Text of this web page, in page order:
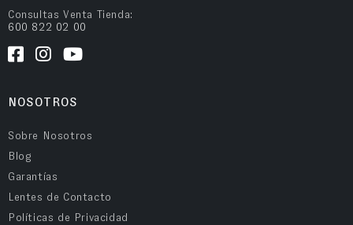
Consultas Venta Tienda:
600 822 02 00
NOSOTROS
Sobre Nosotros
Blog
Garantías
Lentes de Contacto
Políticas de Privacidad